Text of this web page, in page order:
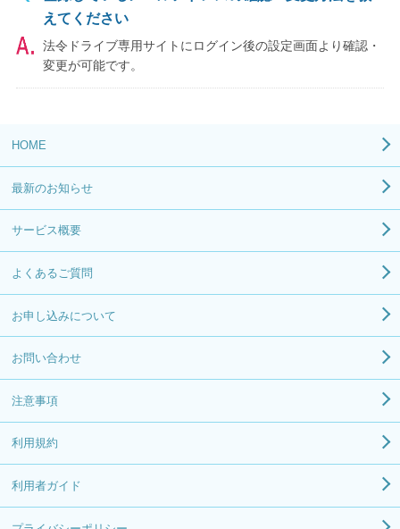
えてください
法令ドライブ専用サイトにログイン後の設定画面より確認・
変更が可能です。
HOME
最新のお知らせ
サービス概要
よくあるご質問
お申し込みについて
お問い合わせ
注意事項
利用規約
利用者ガイド